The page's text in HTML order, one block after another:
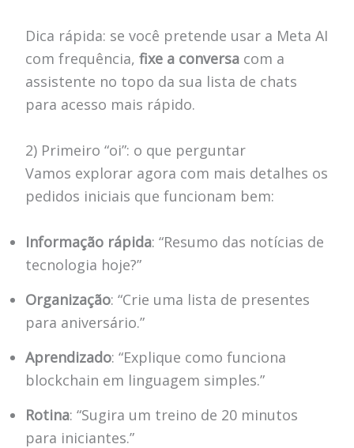
Dica rápida: se você pretende usar a Meta AI
com frequência, fixe a conversacom a
assistente no topo da sua lista de chats
para acesso mais rápido.
2) Primeiro “oi”: o que perguntar
Vamos explorar agora com mais detalhes os
pedidos iniciais que funcionam bem:
Informação rápida: “Resumo das notícias de
tecnologia hoje?”
Organização: “Crie uma lista de presentes
para aniversário.”
Aprendizado: “Explique como funciona
blockchain em linguagem simples.”
Rotina: “Sugira um treino de 20 minutos
para iniciantes.”